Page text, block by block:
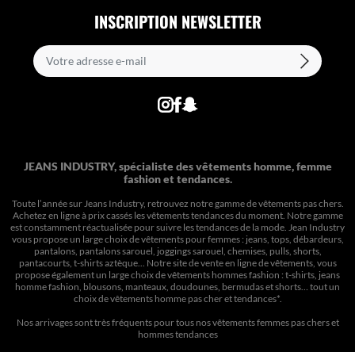
INSCRIPTION NEWSLETTER
JEANS INDUSTRY, spécialiste des vêtements homme, femme
fashion et tendances.
Toute l’année sur Jeans Industry, retrouvez notre gamme de vêtements pas chers.
Achetez en ligne à prix cassés les vêtements tendances du moment. Notre gamme
est constamment réactualisée pour suivre les tendances de la mode. Jean Industry
vous propose un large choix de vêtements pour femmes : jeans, tops, débardeurs,
pantalons, pantalons sarouel, joggings sarouel, chemises, pulls, shorts,
pantacourts, t-shirts aztèque... Notre site de vente en ligne de vêtements, vous
propose également un large choix de vêtements hommes fashion : t-shirts, jeans
homme fashion, blousons, manteaux, doudounes, bermudas et shorts… tout un
choix devêtements homme pas cher et tendances*.
Nos arrivages sont très fréquents pour tous nosvêtements femmes pas cherset
hommes tendances